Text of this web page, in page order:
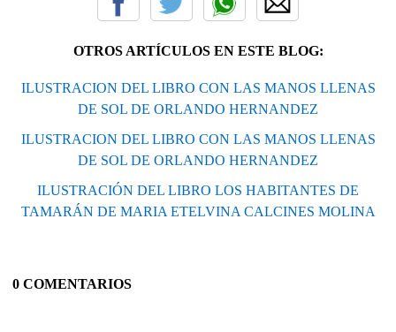
OTROS ARTÍCULOS EN ESTE BLOG:
ILUSTRACION DEL LIBRO CON LAS MANOS LLENAS
DE SOL DE ORLANDO HERNANDEZ
ILUSTRACION DEL LIBRO CON LAS MANOS LLENAS
DE SOL DE ORLANDO HERNANDEZ
ILUSTRACIÓN DEL LIBRO LOS HABITANTES DE
TAMARÁN DE MARIA ETELVINA CALCINES MOLINA
0 COMENTARIOS